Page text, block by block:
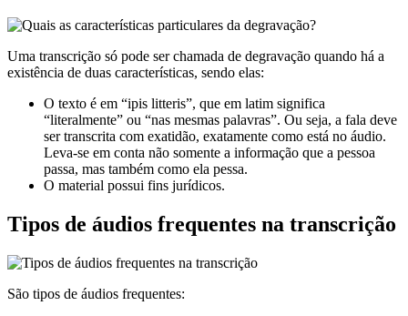
Uma transcrição só pode ser chamada de degravação quando há a
existência de duas características, sendo elas:
O texto é em “ipis litteris”, que em latim significa
“literalmente” ou “nas mesmas palavras”. Ou seja, a fala deve
ser transcrita com exatidão, exatamente como está no áudio.
Leva-se em conta não somente a informação que a pessoa
passa, mas também como ela pessa.
O material possui fins jurídicos.
Tipos de áudios frequentes na transcrição
São tipos de áudios frequentes: